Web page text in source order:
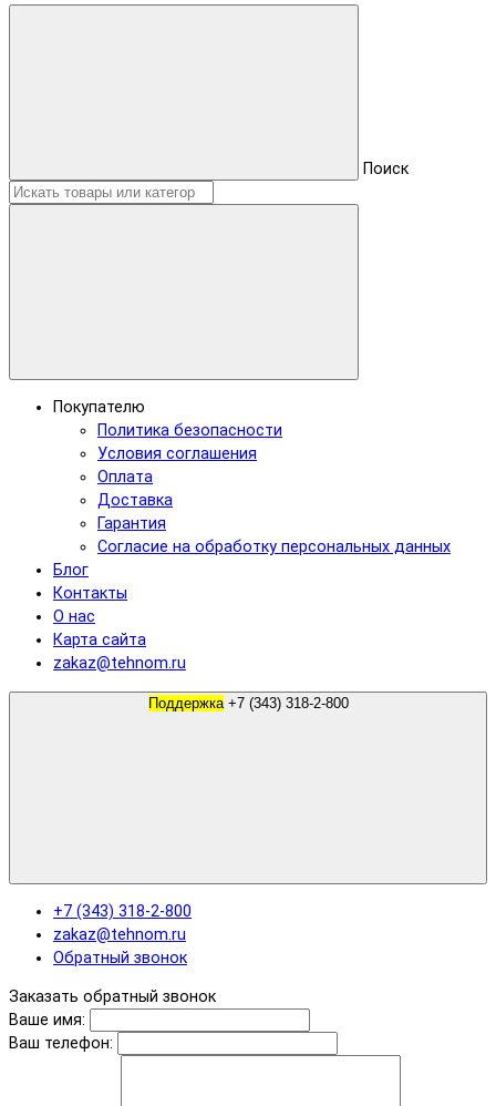
Поиск
Покупателю
Политика безопасности
Условия соглашения
Оплата
Доставка
Гарантия
Согласие на обработку персональных данных
Блог
Контакты
О нас
Карта сайта
zakaz@tehnom.ru
Поддержка +7 (343) 318-2-800
+7 (343) 318-2-800
zakaz@tehnom.ru
Обратный звонок
Заказать обратный звонок
Ваше имя:
Ваш телефон: